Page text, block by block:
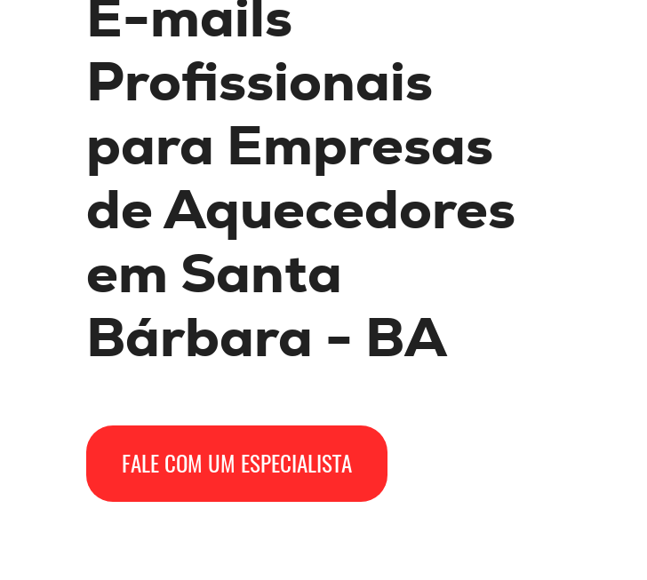
E-mails
Profissionais
para Empresas
de Aquecedores
em Santa
Bárbara - BA
FALE COM UM ESPECIALISTA